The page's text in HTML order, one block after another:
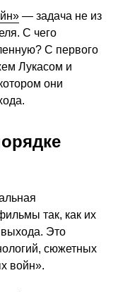
— задача не из
С чего
С первого
Лукасом и
они
так, как их
Это
сюжетных
войн».